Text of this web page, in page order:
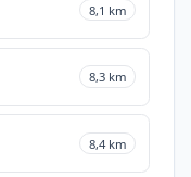
8,1 km
8,3 km
8,4 km